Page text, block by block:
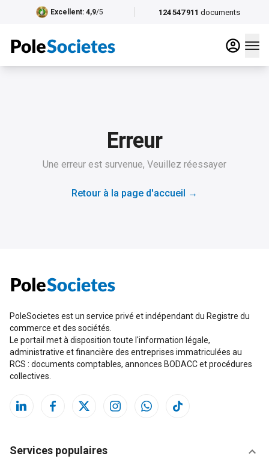
124 547 911 documents
Excellent: 4,9/5
Erreur
Une erreur est survenue, Veuillez réessayer
Retour à la page d'accueil →
PoleSocietes est un service privé et indépendant du Registre du
commerce et des sociétés.
Le portail met à disposition toute l'information légale,
administrative et financière des entreprises immatriculées au
RCS : documents comptables, annonces BODACC et procédures
collectives.
Services populaires